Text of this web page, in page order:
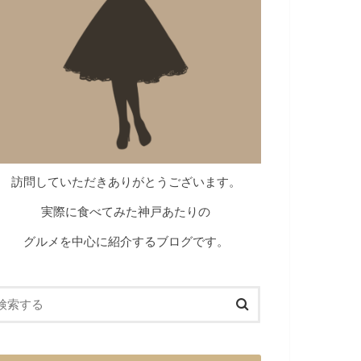
訪問していただきありがとうございます。
実際に食べてみた神戸あたりの
グルメを中心に紹介するブログです。